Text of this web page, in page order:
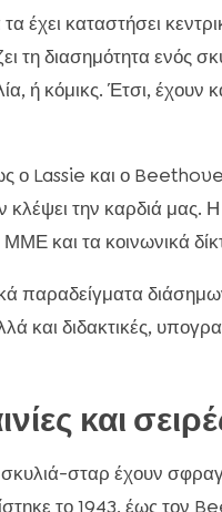
έχει καταστήσει
διασημότητα ενός
ή κόμικς. Έτσι,
ο Lassie και ο
κλέψει την καρδιά μας.
και τα κοινωνικά
παραδείγματα
και διδακτικές,
και
σταρ έχουν
το 1943, έως τον